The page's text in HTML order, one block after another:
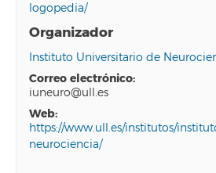
logopedia/
Organizador
Instituto Universitario de
correo electrónico:
iuneuro@ull.es
web:
https://www.ull.es/institutos/
neurociencia/